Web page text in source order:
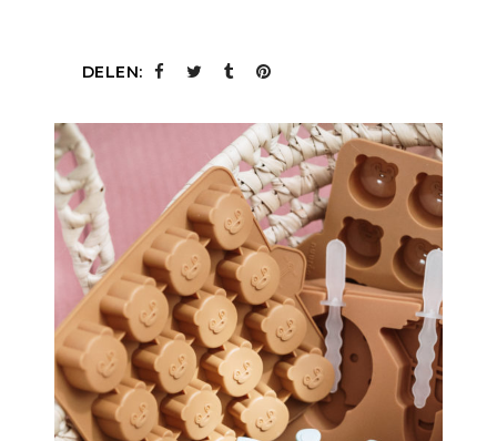
DELEN: